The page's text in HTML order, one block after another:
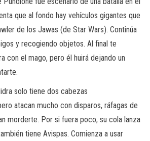
que al fondo hay vehículos gigantes que
de los Jawas (de Star Wars). Continúa
y recogiendo objetos. Al final te
con el mago, pero él huirá dejando un
solo tiene dos cabezas
atacan mucho con disparos, ráfagas de
morderte. Por si fuera poco, su cola lanza
tiene Avispas. Comienza a usar